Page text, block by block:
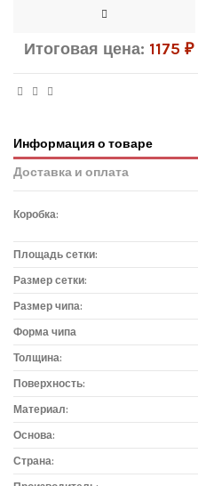
Итоговая цена: 1175 ₽
Информация о товаре
Доставка и оплата
Коробка:
Площадь сетки:
Размер сетки:
Размер чипа:
Форма чипа
Толщина:
Поверхность:
Материал:
Основа:
Страна: